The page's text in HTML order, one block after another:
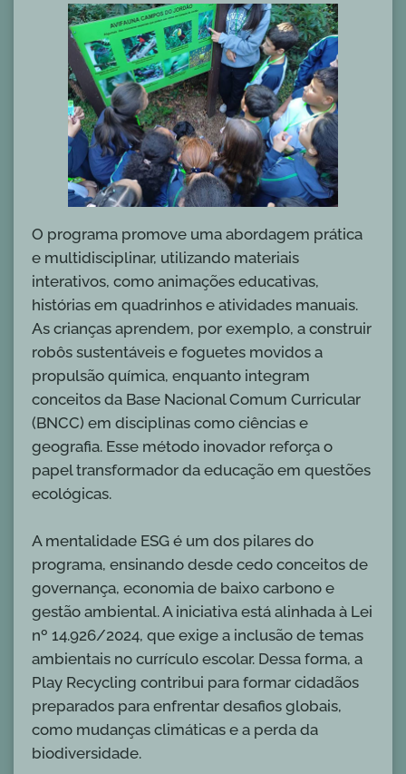
O programa promove uma abordagem prática
e multidisciplinar, utilizando materiais
interativos, como animações educativas,
histórias em quadrinhos e atividades manuais.
As crianças aprendem, por exemplo, a construir
robôs sustentáveis e foguetes movidos a
propulsão química, enquanto integram
conceitos da Base Nacional Comum Curricular
(BNCC) em disciplinas como ciências e
geografia. Esse método inovador reforça o
papel transformador da educação em questões
ecológicas.
A mentalidade ESG é um dos pilares do
programa, ensinando desde cedo conceitos de
governança, economia de baixo carbono e
gestão ambiental. A iniciativa está alinhada à Lei
nº 14.926/2024, que exige a inclusão de temas
ambientais no currículo escolar. Dessa forma, a
Play Recycling contribui para formar cidadãos
preparados para enfrentar desafios globais,
como mudanças climáticas e a perda da
biodiversidade.